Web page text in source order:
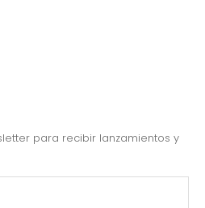
para recibir lanzamientos y